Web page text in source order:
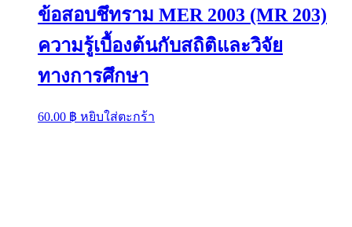
ข้อสอบชึทราม MER 2003 (MR 203)
ความรู้เบื้องต้นกับสถิติและวิจัย
ทางการศึกษา
60.00 ฿ หยิบใส่ตะกร้า